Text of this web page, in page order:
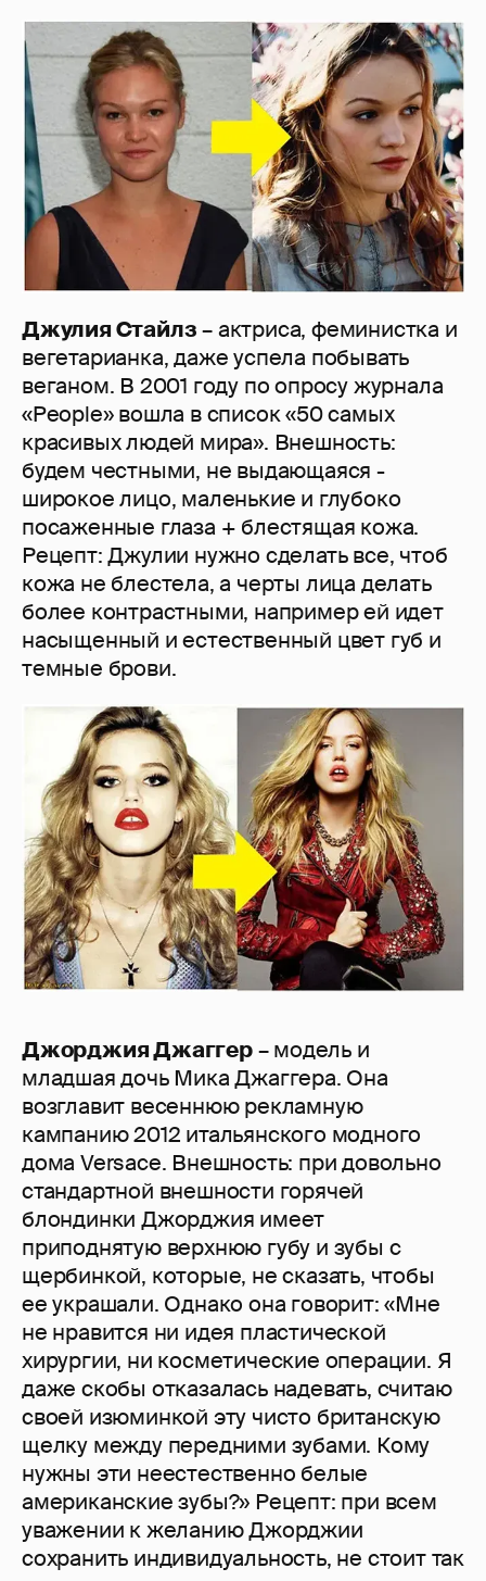
Джулия Стайлз– актриса, феминистка и
вегетарианка, даже успела побывать
веганом. В 2001 году по опросу журнала
«People» вошла в список «50 самых
красивых людей мира». Внешность:
будем честными, не выдающаяся -
широкое лицо, маленькие и глубоко
посаженные глаза + блестящая кожа.
Рецепт: Джулии нужно сделать все, чтоб
кожа не блестела, а черты лица делать
более контрастными, например ей идет
насыщенный и естественный цвет губ и
темные брови.
Джорджия Джаггер– модель и
младшая дочь Мика Джаггера. Она
возглавит весеннюю рекламную
кампанию 2012 итальянского модного
дома Versace. Внешность: при довольно
стандартной внешности горячей
блондинки Джорджия имеет
приподнятую верхнюю губу и зубы с
щербинкой, которые, не сказать, чтобы
ее украшали. Однако она говорит: «Мне
не нравится ни идея пластической
хирургии, ни косметические операции. Я
даже скобы отказалась надевать, считаю
своей изюминкой эту чисто британскую
щелку между передними зубами. Кому
нужны эти неестественно белые
американские зубы?» Рецепт: при всем
уважении к желанию Джорджии
сохранить индивидуальность, не стоит так